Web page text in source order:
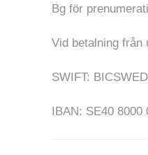
Bg för
Vid betalning från
SWIFT:
IBAN: SE40 8000